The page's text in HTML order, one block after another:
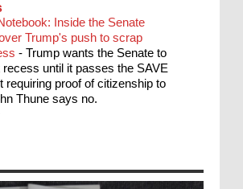
Inside the Senate
Trump's push to scrap
- Trump wants the Senate to
until it passes the SAVE
requiring proof of citizenship to
Thune says no.